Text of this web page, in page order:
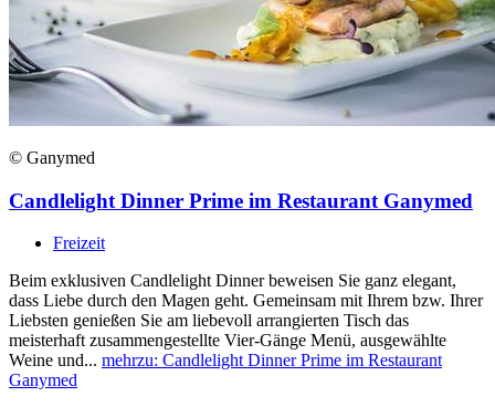
© Ganymed
Candlelight Dinner Prime im Restaurant Ganymed
Freizeit
Beim exklusiven Candlelight Dinner beweisen Sie ganz elegant,
dass Liebe durch den Magen geht. Gemeinsam mit Ihrem bzw. Ihrer
Liebsten genießen Sie am liebevoll arrangierten Tisch das
meisterhaft zusammengestellte Vier-Gänge Menü, ausgewählte
Weine und... mehrzu: Candlelight Dinner Prime im Restaurant
Ganymed